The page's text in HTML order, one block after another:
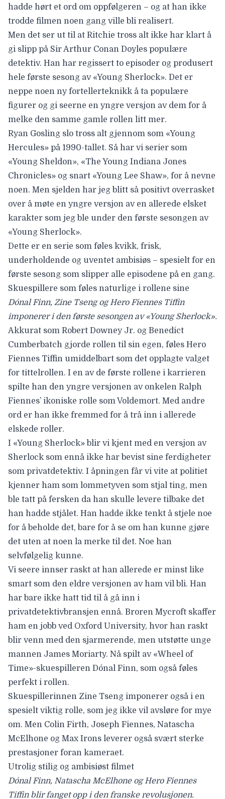
hadde hørt et ord om oppfølgeren – og at han ikke
trodde filmen noen gang ville bli realisert.
Men det ser ut til at Ritchie tross alt ikke har klart å
gi slipp på Sir Arthur Conan Doyles populære
detektiv. Han har regissert to episoder og produsert
hele første sesong av «Young Sherlock». Det er
neppe noen ny fortellerteknikk å ta populære
figurer og gi seerne en yngre versjon av dem for å
melke den samme gamle rollen litt mer.
Ryan Gosling slo tross alt gjennom som «Young
Hercules» på 1990-tallet. Så har vi serier som
«Young Sheldon», «The Young Indiana Jones
Chronicles» og snart «Young Lee Shaw», for å nevne
noen. Men sjelden har jeg blitt så positivt overrasket
over å møte en yngre versjon av en allerede elsket
karakter som jeg ble under den første sesongen av
«Young Sherlock».
Dette er en serie som føles kvikk, frisk,
underholdende og uventet ambisiøs – spesielt for en
første sesong som slipper alle episodene på en gang.
Skuespillere som føles naturlige i rollene sine
Dónal Finn, Zine Tseng og Hero Fiennes Tiffin
imponerer i den første sesongen av «Young Sherlock».
Akkurat som Robert Downey Jr. og Benedict
Cumberbatch gjorde rollen til sin egen, føles Hero
Fiennes Tiffin umiddelbart som det opplagte valget
for tittelrollen. I en av de første rollene i karrieren
spilte han den yngre versjonen av onkelen Ralph
Fiennes’ ikoniske rolle som Voldemort. Med andre
ord er han ikke fremmed for å trå inn i allerede
elskede roller.
I «Young Sherlock» blir vi kjent med en versjon av
Sherlock som ennå ikke har bevist sine ferdigheter
som privatdetektiv. I åpningen får vi vite at politiet
kjenner ham som lommetyven som stjal ting, men
ble tatt på fersken da han skulle levere tilbake det
han hadde stjålet. Han hadde ikke tenkt å stjele noe
for å beholde det, bare for å se om han kunne gjøre
det uten at noen la merke til det. Noe han
selvfølgelig kunne.
Vi seere innser raskt at han allerede er minst like
smart som den eldre versjonen av ham vil bli. Han
har bare ikke hatt tid til å gå inn i
privatdetektivbransjen ennå. Broren Mycroft skaffer
ham en jobb ved Oxford University, hvor han raskt
blir venn med den sjarmerende, men utstøtte unge
mannen James Moriarty. Nå spilt av «Wheel of
Time»-skuespilleren Dónal Finn, som også føles
perfekt i rollen.
Skuespillerinnen Zine Tseng imponerer også i en
spesielt viktig rolle, som jeg ikke vil avsløre for mye
om. Men Colin Firth, Joseph Fiennes, Natascha
McElhone og Max Irons leverer også svært sterke
prestasjoner foran kameraet.
Utrolig stilig og ambisiøst filmet
Dónal Finn, Natascha McElhone og Hero Fiennes
Tiffin blir fanget opp i den franske revolusjonen.